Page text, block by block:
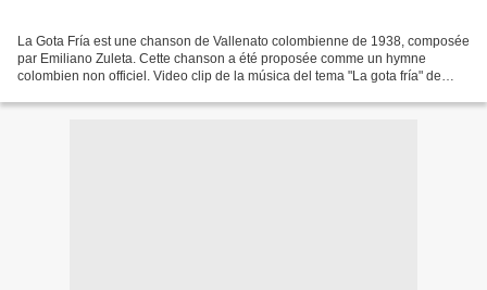
La Gota Fría est une chanson de Vallenato colombienne de 1938, composée
par Emiliano Zuleta. Cette chanson a été proposée comme un hymne
colombien non officiel. Video clip de la música del tema "La gota fría" de